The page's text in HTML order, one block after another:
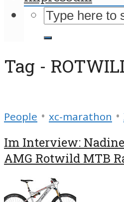
Tag -
People • xc-marathon •
Im Interview:
AMG Rotwild MTB